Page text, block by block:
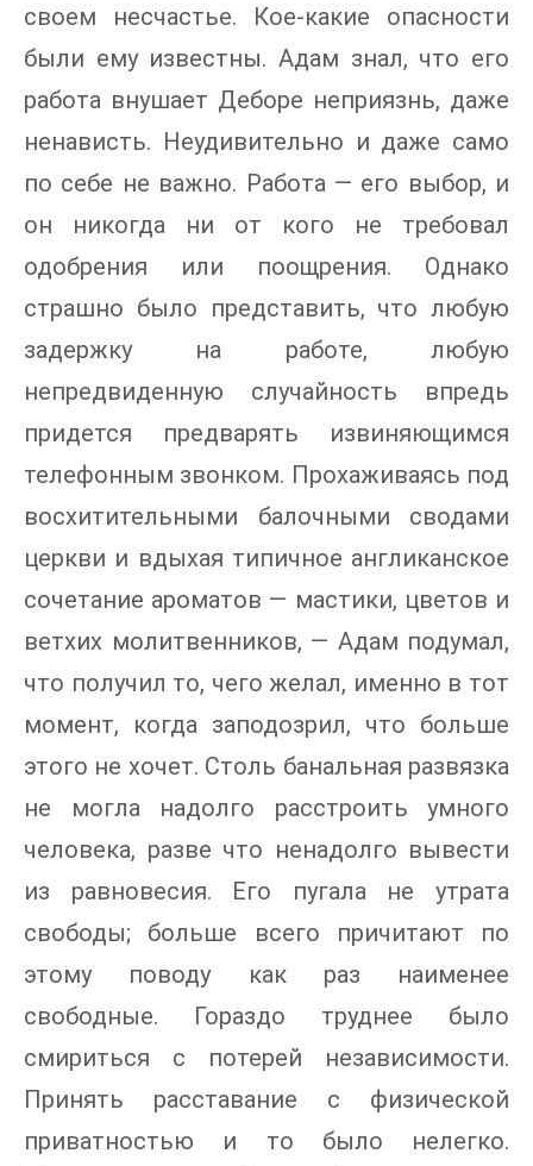
своем несчастье. Кое-какие опасности
были ему известны. Адам знал, что его
работа внушает Деборе неприязнь, даже
ненависть. Неудивительно и даже само
по себе не важно. Работа — его выбор, и
он никогда ни от кого не требовал
одобрения или поощрения. Однако
страшно было представить, что любую
задержку на работе, любую
непредвиденную случайность впредь
придется предварять извиняющимся
телефонным звонком. Прохаживаясь под
восхитительными балочными сводами
церкви и вдыхая типичное англиканское
сочетание ароматов — мастики, цветов и
ветхих молитвенников, — Адам подумал,
что получил то, чего желал, именно в тот
момент, когда заподозрил, что больше
этого не хочет. Столь банальная развязка
не могла надолго расстроить умного
человека, разве что ненадолго вывести
из равновесия. Его пугала не утрата
свободы; больше всего причитают по
этому поводу как раз наименее
свободные. Гораздо труднее было
смириться с потерей независимости.
Принять расставание с физической
приватностью и то было нелегко.